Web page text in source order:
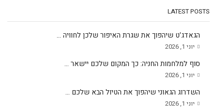
LATEST POSTS
הגאדג’ט שיהפוך את שגרת האיפור שלכן לחוויה ...
יוני 1, 2026
סוף למלחמות החניה: כך המקום שלכם יישאר ...
יוני 1, 2026
השדרוג הגאוני שיהפוך את הטיול הבא שלכם ...
יוני 1, 2026